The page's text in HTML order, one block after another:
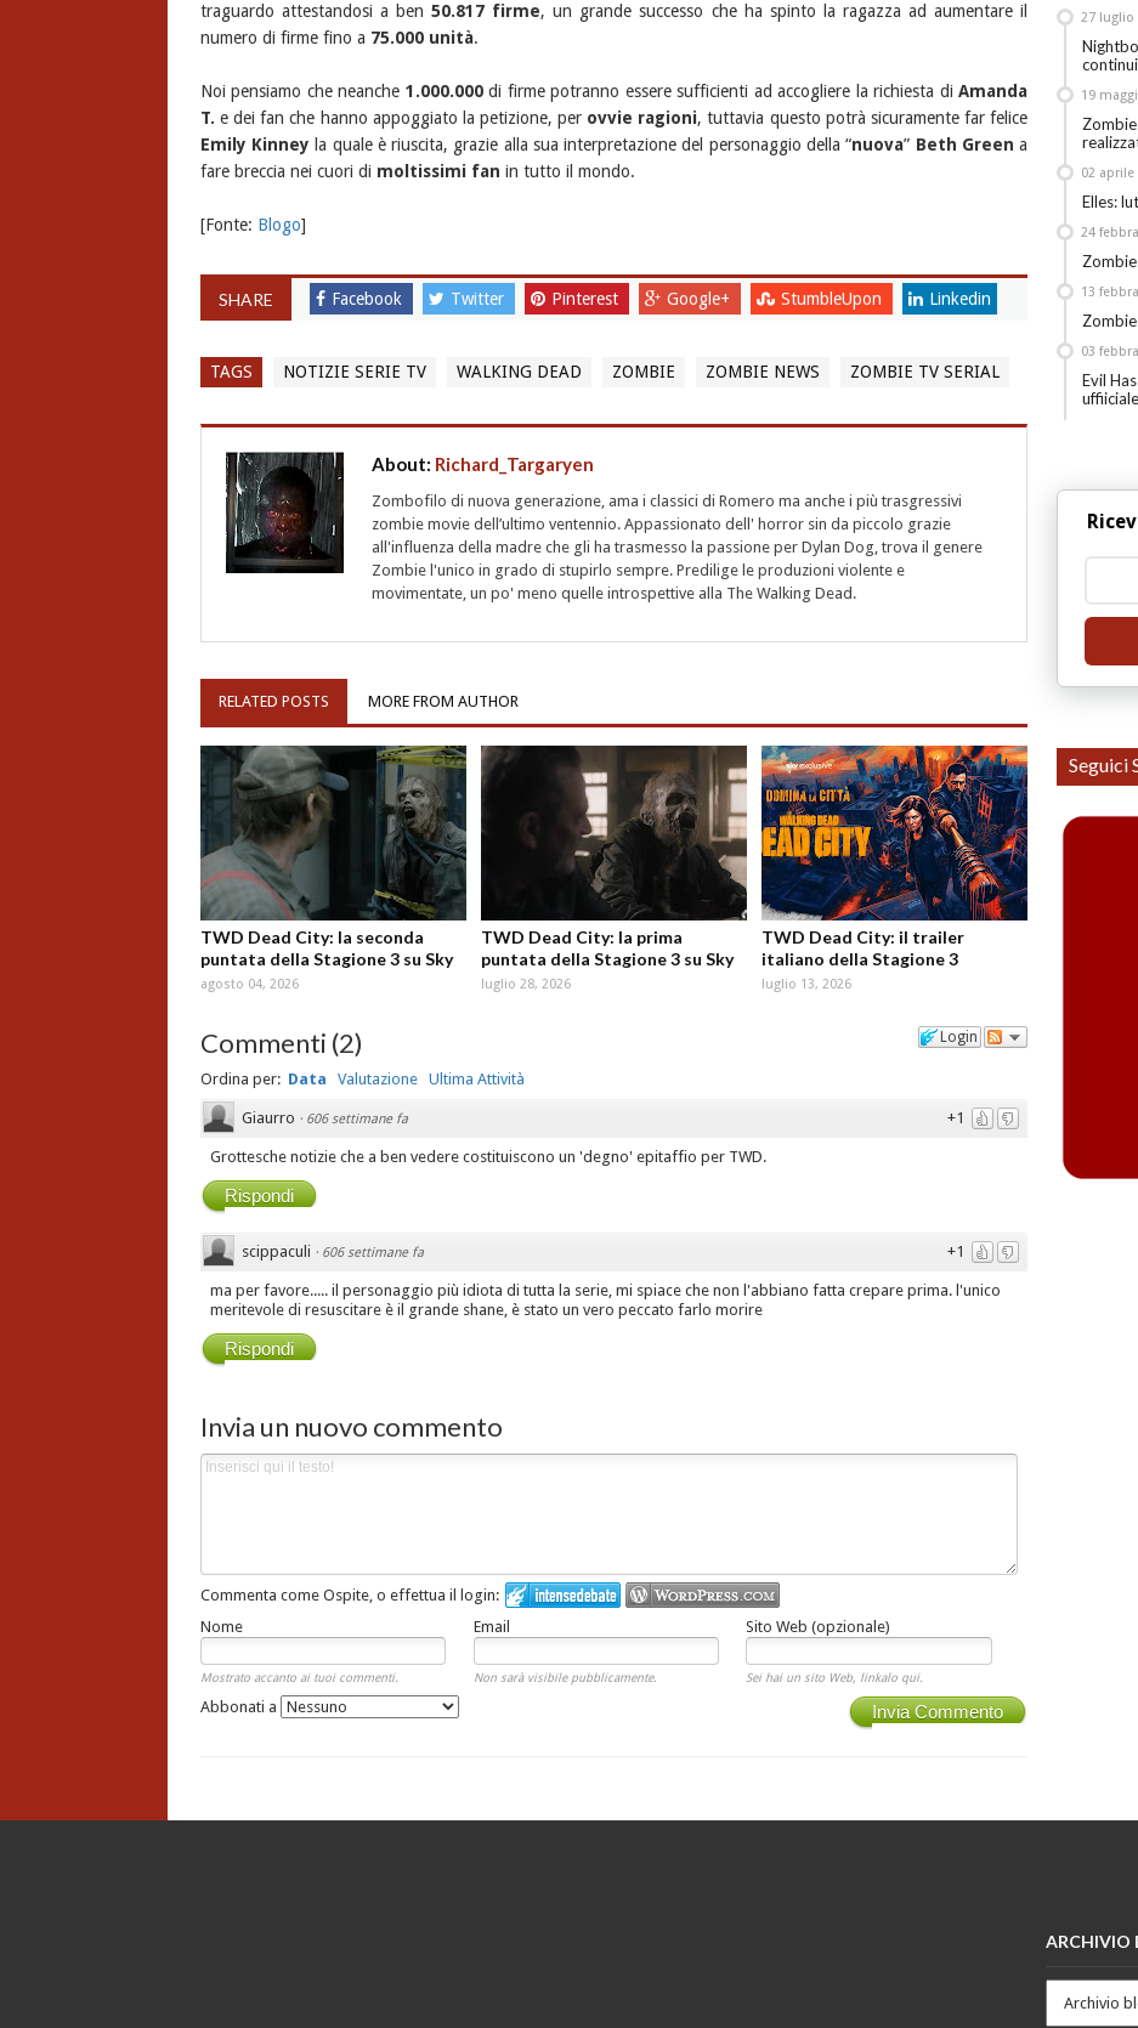
traguardo attestandosi a ben50.817 firme, un grande successo che ha spinto la ragazza ad aumentare il
numero di firme fino a 75.000 unità.
Noi pensiamo che neanche 1.000.000di firme potranno essere sufficienti ad accogliere la richiesta diAmanda
T. e dei fan che hanno appoggiato la petizione, per ovvie ragioni, tuttavia questo potrà sicuramente far felice
Emily Kinney la quale è riuscita, grazie alla sua interpretazione del personaggio della “nuova” Beth Green a
fare breccia nei cuori di moltissimi fan in tutto il mondo.
[Fonte: Blogo]
SHARE Facebook Twitter Pinterest Google+ StumbleUpon Linkedin
TAGS NOTIZIE SERIE TV WALKING DEAD ZOMBIE ZOMBIE NEWS ZOMBIE TV SERIAL
About: Richard_Targaryen
Zombofilo di nuova generazione, ama i classici di Romero ma anche i più trasgressivi
zombie movie dell’ultimo ventennio. Appassionato dell' horror sin da piccolo grazie
all'influenza della madre che gli ha trasmesso la passione per Dylan Dog, trova il genere
Zombie l'unico in grado di stupirlo sempre. Predilige le produzioni violente e
movimentate, un po' meno quelle introspettive alla The Walking Dead.
RELATED POSTS MORE FROM AUTHOR
TWD Dead City: la seconda
puntata della Stagione 3 su Sky
agosto 04, 2026
TWD Dead City: la prima
puntata della Stagione 3 su Sky
luglio 28, 2026
TWD Dead City: il trailer
italiano della Stagione 3
luglio 13, 2026
Login
Commenti (2)
Ordina per: Data Valutazione Ultima Attività
+1
Giaurro · 606 settimane fa
Grottesche notizie che a ben vedere costituiscono un 'degno' epitaffio per TWD.
Rispondi
+1
scippaculi · 606 settimane fa
ma per favore..... il personaggio più idiota di tutta la serie, mi spiace che non l'abbiano fatta crepare prima. l'unico
meritevole di resuscitare è il grande shane, è stato un vero peccato farlo morire
Rispondi
Invia un nuovo commento
Commenta come Ospite, o effettua il login:
Nome
Email Sito Web (opzionale)
Mostrato accanto ai tuoi commenti. Non sarà visibile pubblicamente. Sei hai un sito Web, linkalo qui.
Invia Commento
Abbonati a
27 luglio
19
Elles:
02 aprile
24
13
Evil
03
Seguici
ARCHIVIO